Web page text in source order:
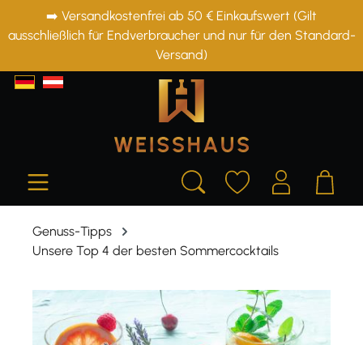
springen
➡️ Versandkostenfrei ab 50 € Einkaufswert (Gilt
ausschließlich für Endverbraucher und nur für den Standard-
Versand)
Genuss-Tipps
Unsere Top 4 der besten Sommercocktails